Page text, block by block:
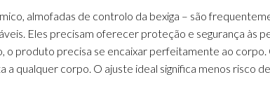
almofadas de controlo da bexiga – são
Eles precisam oferecer proteção e segurança às
o produto precisa se encaixar perfeitamente ao corpo.
a qualquer corpo. O ajuste ideal significa menos risco